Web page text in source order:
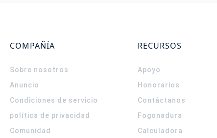
COMPAÑÍA
Sobre nosotros
Anuncio
Condiciones de servicio
política de privacidad
Comunidad
RECURSOS
Apoyo
Honorarios
Contáctanos
Fogonadura
Calculadora